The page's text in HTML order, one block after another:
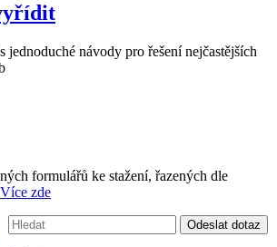
jednoduché návody pro řešení nejčastějších
formulářů ke stažení, řazených dle
Více zde
Vyhledávání:
Odeslat dotaz